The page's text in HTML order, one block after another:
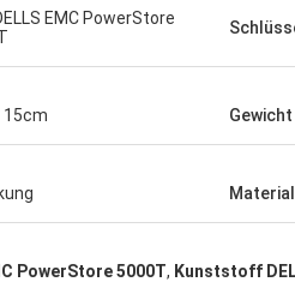
EMC PowerStore
Gewicht
Material
PowerStore 5000T, Kunststoff